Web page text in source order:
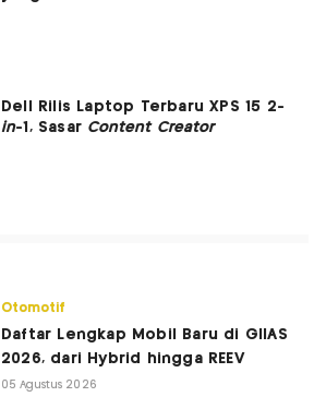
Dell Rilis Laptop Terbaru XPS 15 2-
in-1, Sasar Content Creator
Otomotif
Daftar Lengkap Mobil Baru di GIIAS
2026, dari Hybrid hingga REEV
05 Agustus 2026